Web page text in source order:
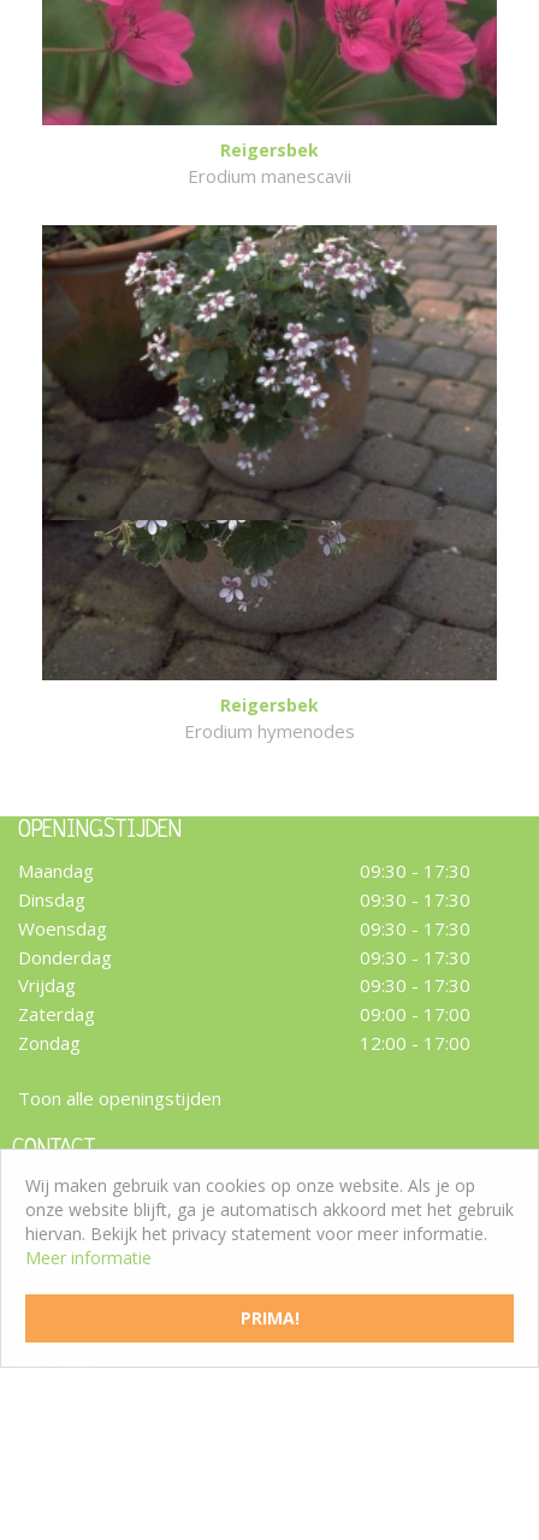
Reigersbek
Erodium manescavii
Reigersbek
Erodium hymenodes
OPENINGSTIJDEN
Maandag
09:30 - 17:30
Dinsdag
09:30 - 17:30
Woensdag
09:30 - 17:30
Donderdag
09:30 - 17:30
Vrijdag
09:30 - 17:30
Zaterdag
09:00 - 17:00
Zondag
12:00 - 17:00
Toon alle openingstijden
CONTACT
Tuincentrum Roden
Westeresch 7
9301 ZW Roden
T:050 5011188
info@tuincentrumroden.nlPRIMA!
Wij maken gebruik van cookies op onze website. Als je op
onze website blijft, ga je automatisch akkoord met het gebruik
hiervan. Bekijk het privacy statement voor meer informatie.
Meer informatie